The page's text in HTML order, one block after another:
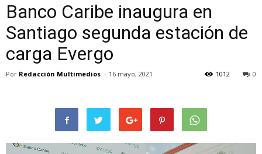
Banco Caribe inaugura en
Santiago segunda estación de
carga Evergo
Por Redacción Multimedios - 16 mayo, 2021 0
1012